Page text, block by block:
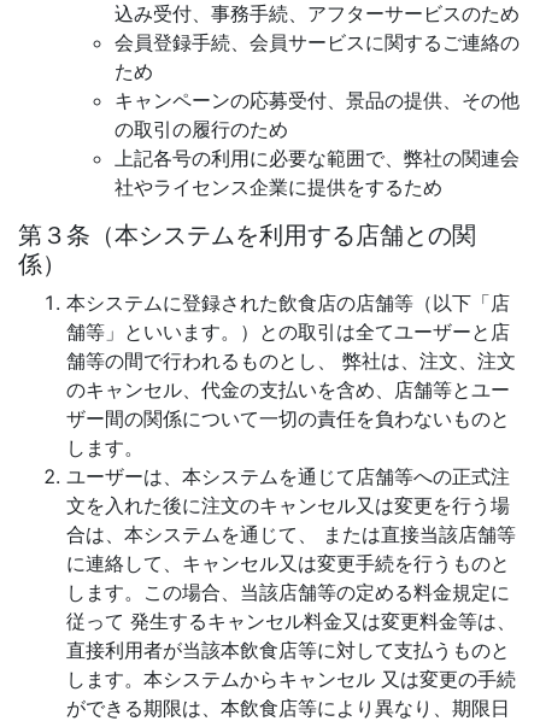
込み受付、事務手続、アフターサービスのため
会員登録手続、会員サービスに関するご連絡の
ため
キャンペーンの応募受付、景品の提供、その他
の取引の履行のため
上記各号の利用に必要な範囲で、弊社の関連会
社やライセンス企業に提供をするため
第３条（本システムを利用する店舗との関
係）
本システムに登録された飲食店の店舗等（以下「店
舗等」といいます。）との取引は全てユーザーと店
舗等の間で行われるものとし、 弊社は、注文、注文
のキャンセル、代金の支払いを含め、店舗等とユー
ザー間の関係について一切の責任を負わないものと
します。
ユーザーは、本システムを通じて店舗等への正式注
文を入れた後に注文のキャンセル又は変更を行う場
合は、本システムを通じて、 または直接当該店舗等
に連絡して、キャンセル又は変更手続を行うものと
します。この場合、当該店舗等の定める料金規定に
従って 発生するキャンセル料金又は変更料金等は、
直接利用者が当該本飲食店等に対して支払うものと
します。本システムからキャンセル 又は変更の手続
ができる期限は、本飲食店等により異なり、期限日